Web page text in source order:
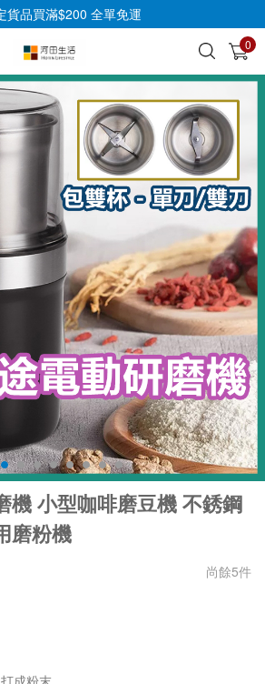
貨品買滿$200 全單免運
0
查看
機 小型咖啡磨豆機 不銹鋼
磨粉機
尚餘5件
成粉末